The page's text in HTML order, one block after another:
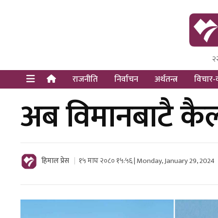
Himal
Dot
राजनीति निर्वाचन अर्थतन्त्र विचार-
अब विमानबाटै
हिमाल प्रेस १५ माघ २०८० १५:५६ | Monday, January 29, 2024